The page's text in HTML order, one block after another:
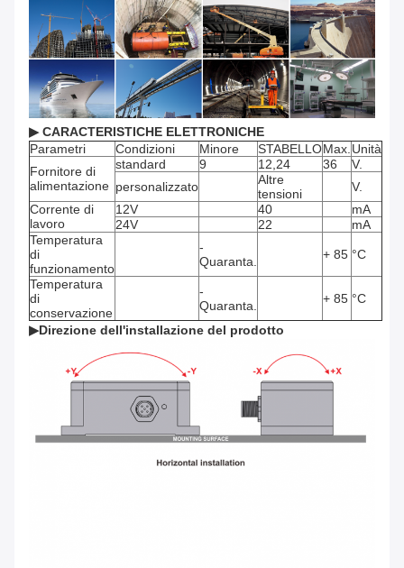
▶ CARACTERISTICHE ELETTRONICHE
Parametri
Condizioni Minore STABELLOMax. Unità
Fornitore di
alimentazione
standard 9 12,24 36
V.
personalizzato
Altre
tensioni
V.
Corrente di
lavoro
12V 40
mA
24V
22
mA
Temperatura
di
funzionamento
-
Quaranta.
+ 85 °C
Temperatura
di
conservazione
-
Quaranta.
+ 85 °C
▶Direzione dell'installazione del prodotto